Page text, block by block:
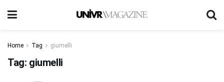
Home Tag giumelli
Tag: giumelli